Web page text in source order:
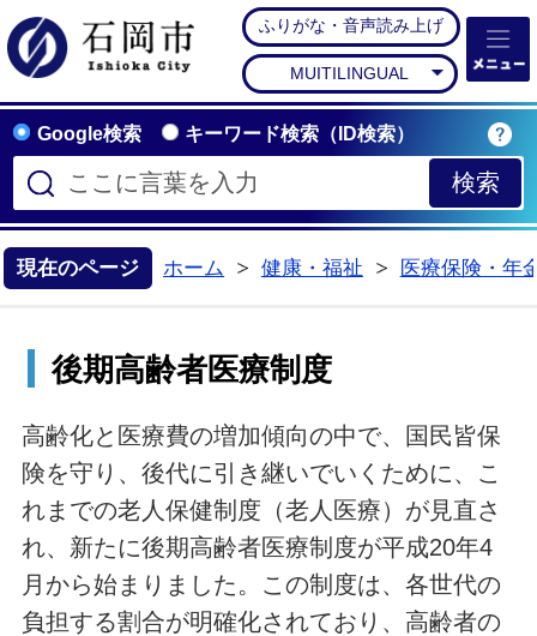
石岡市公式ホームペー
ふりがな・音声読み上げ
MUITILINGUAL
Google検索 キーワード検索（ID検索）
現在のページ ホーム
健康・福祉
医療保険・年
後期高齢者医療制度
高齢化と医療費の増加傾向の中で、国民皆保
険を守り、後代に引き継いでいくために、こ
れまでの老人保健制度（老人医療）が見直さ
れ、新たに後期高齢者医療制度が平成20年4
月から始まりました。この制度は、各世代の
負担する割合が明確化されており、高齢者の